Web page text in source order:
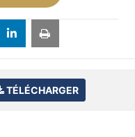
TÉLÉCHARGER